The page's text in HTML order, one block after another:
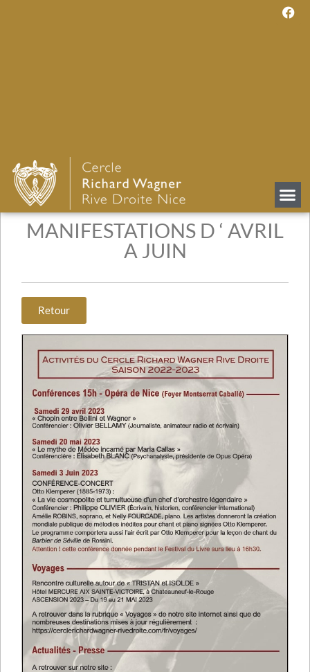
MANIFESTATIONS D ‘ AVRIL
A JUIN
Retour